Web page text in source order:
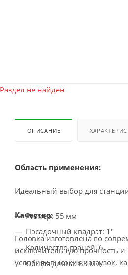
Раздел не найден.
ОПИСАНИЕ
Область применения:
Идеальный выбор для
Качество:
Головка изготовлена по
исключительную прочность и
условиях высоких нагрузок,
Размер: 55 мм
Посадочный квадрат: 1"
Количество граней: 6
Общая длина: 83 мм